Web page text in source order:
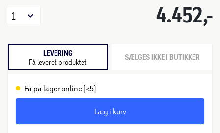
4.452,-
1
LEVERING
Få leveret produktet SÆLGES IKKE I BUTIKKER
Få på lager online (<5)
Læg i kurv